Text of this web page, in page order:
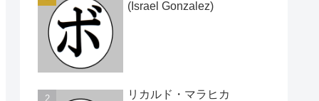
(Israel Gonzalez)
リカルド・マラヒカ